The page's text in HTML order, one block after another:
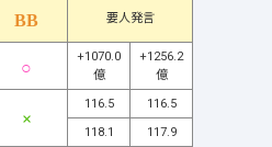
要人発言
+1070.0
億
+1256.2
億
116.5
116.5
118.1 117.9